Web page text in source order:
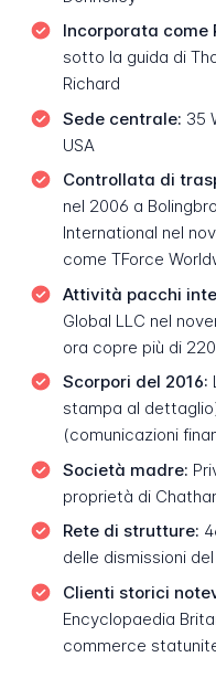
Incorporata come
sotto la guida di
Richard
Sede centrale: 35
USA
Controllata di
nel 2006 a
International nel
come TForce
Attività pacchi
Global LLC nel
ora copre più di
Scorpori del 2016:
stampa al
(comunicazioni
Società madre:
proprietà di
Rete di strutture:
delle dismissioni
Clienti storici
Encyclopaedia
commerce